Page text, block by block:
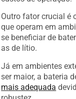
Outro fator crucial é o
que operam em
se beneficiar de
as de lítio.
Já em ambientes
ser maior, a bateria
mais adequada
robustez.